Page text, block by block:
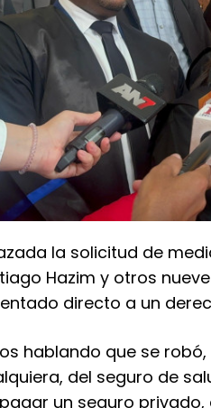
la solicitud de
Hazim y otros
directo a un
hablando que se
del seguro de
un seguro